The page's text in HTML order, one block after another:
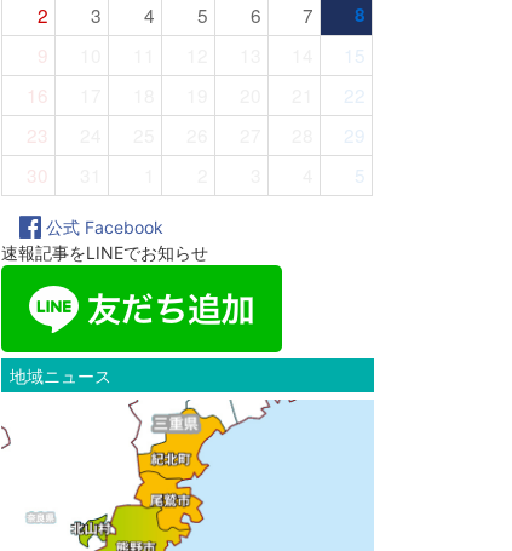
2
3 4 5 6 7
8
9
15
16
22
23
29
30
5
公式 Facebook
速報記事をLINEでお知らせ
地域ニュース